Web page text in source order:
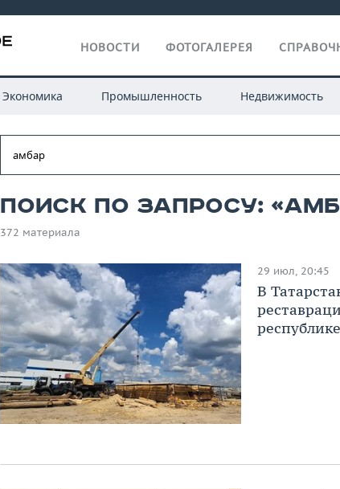
НОВОСТИ ФОТОГАЛЕРЕЯ
Экономика Промышленность Недвижимость
Поиск по запросу:
372 материала
29 июл, 20:45
В